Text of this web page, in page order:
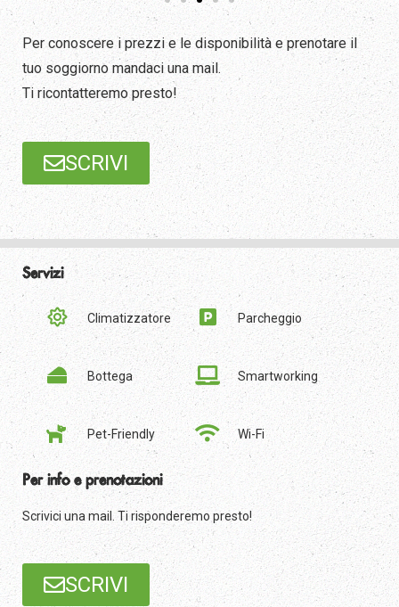
Per conoscere i prezzi e le disponibilità e prenotare il
tuo soggiorno mandaci una mail.
Ti ricontatteremo presto!
SCRIVI
Servizi
Climatizzatore Parcheggio
Bottega Smartworking
Pet-Friendly Wi-Fi
Per info e prenotazioni
Scrivici una mail. Ti risponderemo presto!
SCRIVI